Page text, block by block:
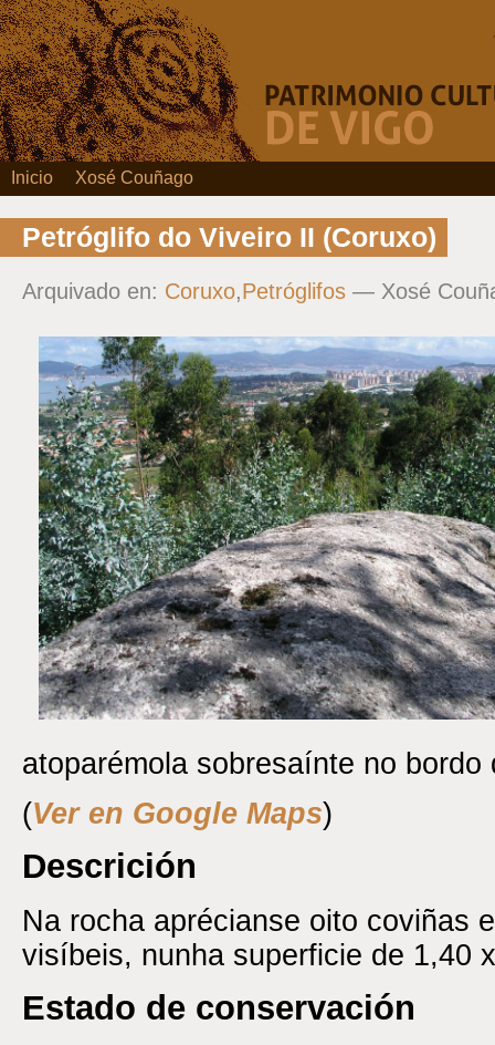
Inicio Xosé Couñago
Petróglifo do Viveiro II (Coruxo)
Arquivado en: Coruxo,Petróglifos — Xosé
atoparémola sobresaínte no bordo
(Ver en Google Maps)
Descrición
Na rocha aprécianse oito coviñas
visíbeis, nunha superficie de 1,40
Estado de conservación